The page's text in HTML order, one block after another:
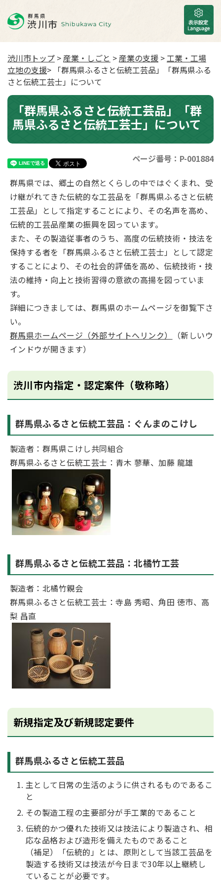
渋川市トップ >産業・しごと >産業の支援 >工業・工場
立地の支援> 「群馬県ふるさと伝統工芸品」「群馬県ふる
さと伝統工芸士」について
「群馬県ふるさと伝統工芸品」「群
馬県ふるさと伝統工芸士」について
ページ番号：P-001884
群馬県では、郷土の自然とくらしの中ではぐくまれ、受
け継がれてきた伝統的な工芸品を「群馬県ふるさと伝統
工芸品」として指定することにより、その名声を高め、
伝統的工芸品産業の振興を図っています。
また、その製造従事者のうち、高度の伝統技術・技法を
保持する者を「群馬県ふるさと伝統工芸士」として認定
することにより、その社会的評価を高め、伝統技術・技
法の維持・向上と技術習得の意欲の高揚を図っていま
す。
詳細につきましては、群馬県のホームページを御覧下さ
い。
群馬県ホームページ（外部サイトへリンク）
（新しいウ
インドウが開きます）
渋川市内指定・認定案件（敬称略）
群馬県ふるさと伝統工芸品：ぐんまのこけし
製造者：群馬県こけし共同組合
群馬県ふるさと伝統工芸士：青木 蓼華、加藤 龍雄
群馬県ふるさと伝統工芸品：北橘竹工芸
製造者：北橘竹親会
群馬県ふるさと伝統工芸士：寺島 秀昭、角田 徳市、高
梨 昌直
新規指定及び新規認定要件
群馬県ふるさと伝統工芸品
主として日常の生活のように供されるものであるこ
と
その製造工程の主要部分が手工業的であること
伝統的かつ優れた技術又は技法により製造され、相
応な品格および造形を備えたものであること
（補足）「伝統的」とは、原則として当該工芸品を
製造する技術又は技法が今日まで30年以上継続し
ていることが必要です。